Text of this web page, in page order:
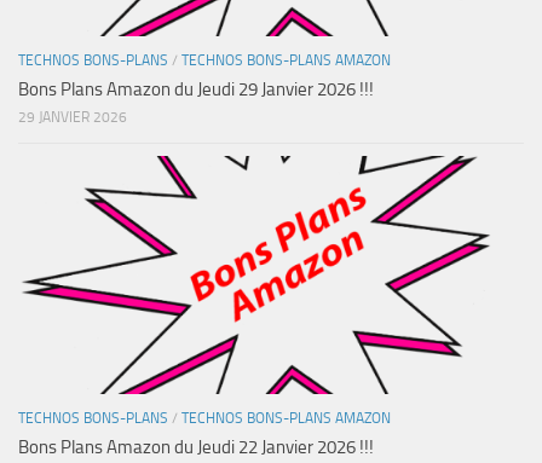
TECHNOS BONS-PLANS / TECHNOS BONS-PLANS AMAZON
Bons Plans Amazon du Jeudi 29 Janvier 2026 !!!
29 JANVIER 2026
TECHNOS BONS-PLANS / TECHNOS BONS-PLANS AMAZON
Bons Plans Amazon du Jeudi 22 Janvier 2026 !!!